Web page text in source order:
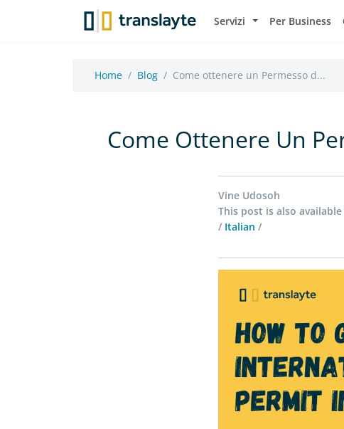
Servizi Per Business
Home Blog Come ottenere un Permesso d...
Come Ottenere Un
Vine Udosoh
This post is also available
/ Italian /